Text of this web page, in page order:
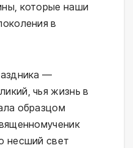
которые наши
в
—
чья жизнь в
образцом
несший свет